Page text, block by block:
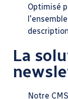
Optimisé
La
Notre